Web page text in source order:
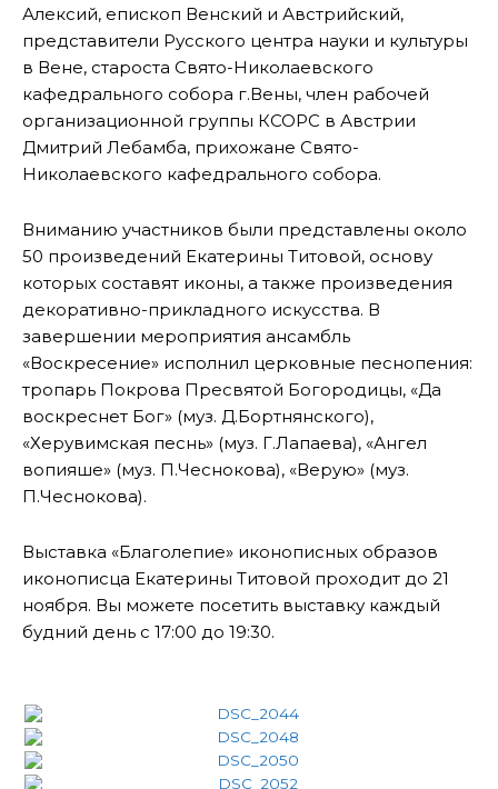
Алексий, епископ Венский и Австрийский,
представители Русского центра науки и культуры
в Вене, староста Свято-Николаевского
кафедрального собора г.Вены, член рабочей
организационной группы КСОРС в Австрии
Дмитрий Лебамба, прихожане Свято-
Николаевского кафедрального собора.
Вниманию участников были представлены около
50 произведений Екатерины Титовой, основу
которых составят иконы, а также произведения
декоративно-прикладного искусства. В
завершении мероприятия ансамбль
«Воскресение» исполнил церковные песнопения:
тропарь Покрова Пресвятой Богородицы, «Да
воскреснет Бог» (муз. Д.Бортнянского),
«Херувимская песнь» (муз. Г.Лапаева), «Ангел
вопияше» (муз. П.Чеснокова), «Верую» (муз.
П.Чеснокова).
Выставка «Благолепие» иконописных образов
иконописца Екатерины Титовой проходит до 21
ноября. Вы можете посетить выставку каждый
будний день с 17:00 до 19:30.